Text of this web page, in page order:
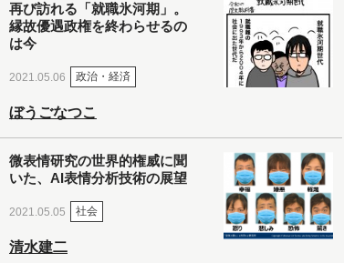
再び訪れる「就職氷河期」。
縁故優遇政権を終わらせるの
は今
2021.05.06 政治・経済
ぼうごなつこ
微表情研究の世界的権威に聞
いた、AI表情分析技術の展望
2021.05.05 社会
清水建二